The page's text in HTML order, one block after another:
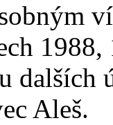
dalších
Aleš.